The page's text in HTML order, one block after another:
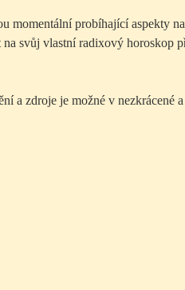
momentální probíhající aspekty
svůj vlastní radixový horoskop
a zdroje je možné v nezkrácené